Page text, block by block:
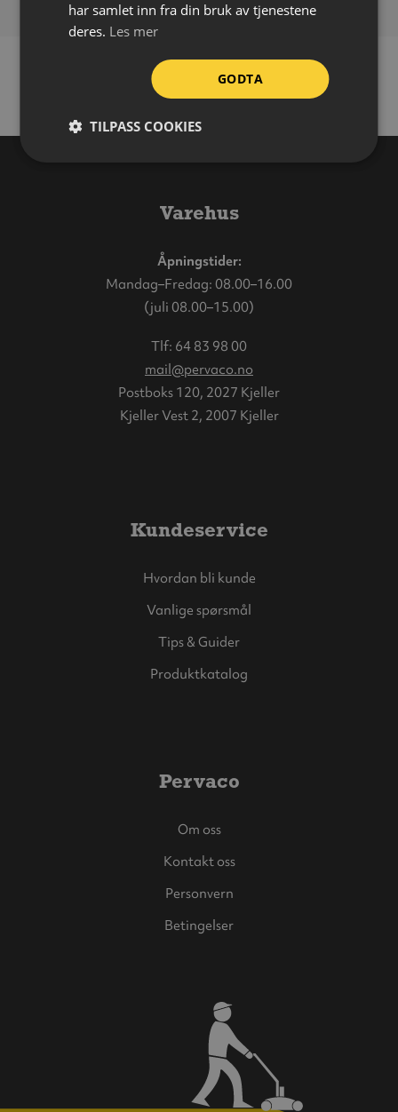
Varehus
Åpningstider:
Mandag–Fredag: 08.00–16.00
(juli 08.00–15.00)
Tlf: 64 83 98 00
mail@pervaco.no
Postboks 120, 2027 Kjeller
Kjeller Vest 2, 2007 Kjeller
Kundeservice
Hvordan bli kunde
Vanlige spørsmål
Tips & Guider
Produktkatalog
Pervaco
Om oss
Kontakt oss
Personvern
Betingelser
har samlet inn fra din bruk av tjenestene
deres. Les mer
GODTA
TILPASS COOKIES